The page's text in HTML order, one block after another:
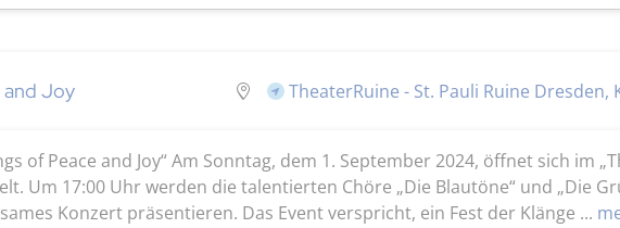
and Joy TheaterRuine - St. Pauli Ruine
of Peace and Joy“ Am Sonntag, dem 1. September 2024, öffnet sich im
Um 17:00 Uhr werden die talentierten Chöre „Die Blautöne“ und „Die
Konzert präsentieren. Das Event verspricht, ein Fest der Klänge ...